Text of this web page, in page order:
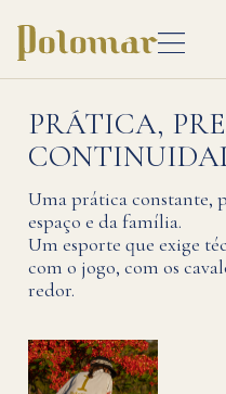
PRÁTICA,
Uma prática constante,
espaço e da família.
Um esporte que exige
com o jogo, com os
redor.